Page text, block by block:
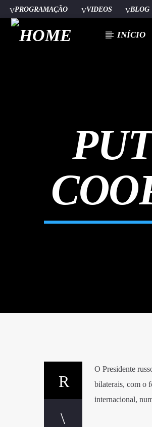
PROGRAMAÇÃO VIDEOS BLOG
INÍCIO
O Presidente
bilaterais, com o
internacional,